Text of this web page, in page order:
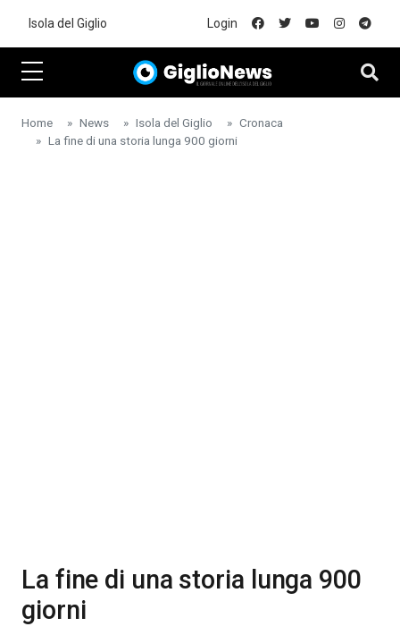
Isola del Giglio Login
Home News Isola del Giglio
Cronaca
La fine di una storia lunga 900 giorni
La fine di una storia lunga 900
giorni